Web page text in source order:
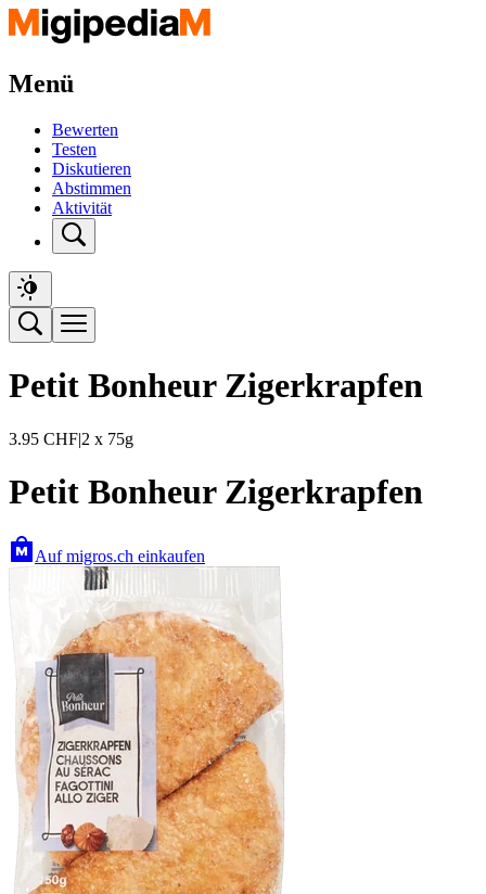
Menü
Bewerten
Testen
Diskutieren
Abstimmen
Aktivität
Petit Bonheur Zigerkrapfen
3.95 CHF|2 x 75g
Petit Bonheur Zigerkrapfen
Auf migros.ch einkaufen